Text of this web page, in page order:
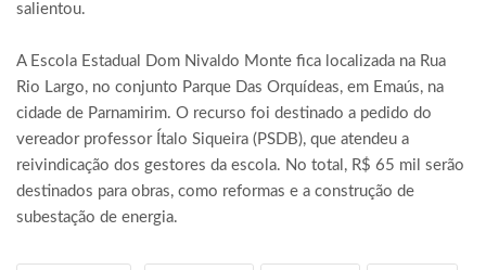
salientou.
A Escola Estadual Dom Nivaldo Monte fica localizada na Rua
Rio Largo, no conjunto Parque Das Orquídeas, em Emaús, na
cidade de Parnamirim. O recurso foi destinado a pedido do
vereador professor Ítalo Siqueira (PSDB), que atendeu a
reivindicação dos gestores da escola. No total, R$ 65 mil serão
destinados para obras, como reformas e a construção de
subestação de energia.